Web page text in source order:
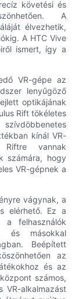
követési és
A
élvezhetik,
A HTC Vive
ismert, így a
VR-gépe az
lenyűgöző
optikájának
Rift tökéletes
kínál VR-
Riftre vannak
számára, hogy
VR-gépnek a
vágynak, a
elérhető. Ez a
a felhasználók
és másokkal
Beépített
az
és az
számos,
VR-alkalmazást